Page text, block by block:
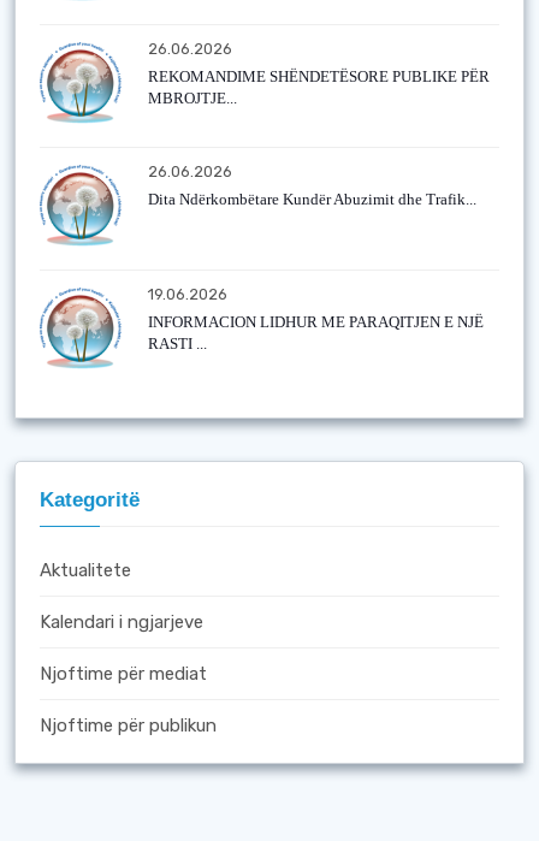
26.06.2026
REKOMANDIME SHËNDETËSORE PUBLIKE PËR
MBROJTJE...
26.06.2026
Dita Ndërkombëtare Kundër Abuzimit dhe Trafik...
19.06.2026
INFORMACION LIDHUR ME PARAQITJEN E NJË
RASTI ...
Kategoritë
Aktualitete
Kalendari i ngjarjeve
Njoftime për mediat
Njoftime për publikun